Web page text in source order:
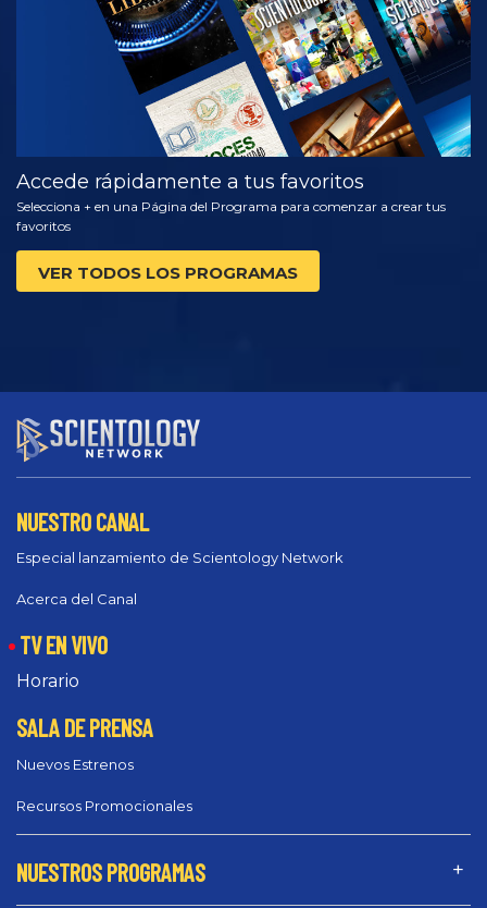
Accede rápidamente a tus favoritos
Selecciona + en una Página del Programa para comenzar a crear tus
favoritos
VER TODOS LOS PROGRAMAS
NUESTRO CANAL
Especial lanzamiento de Scientology Network
Acerca del Canal
TV EN VIVO
Horario
SALA DE PRENSA
Nuevos Estrenos
Recursos Promocionales
NUESTROS PROGRAMAS